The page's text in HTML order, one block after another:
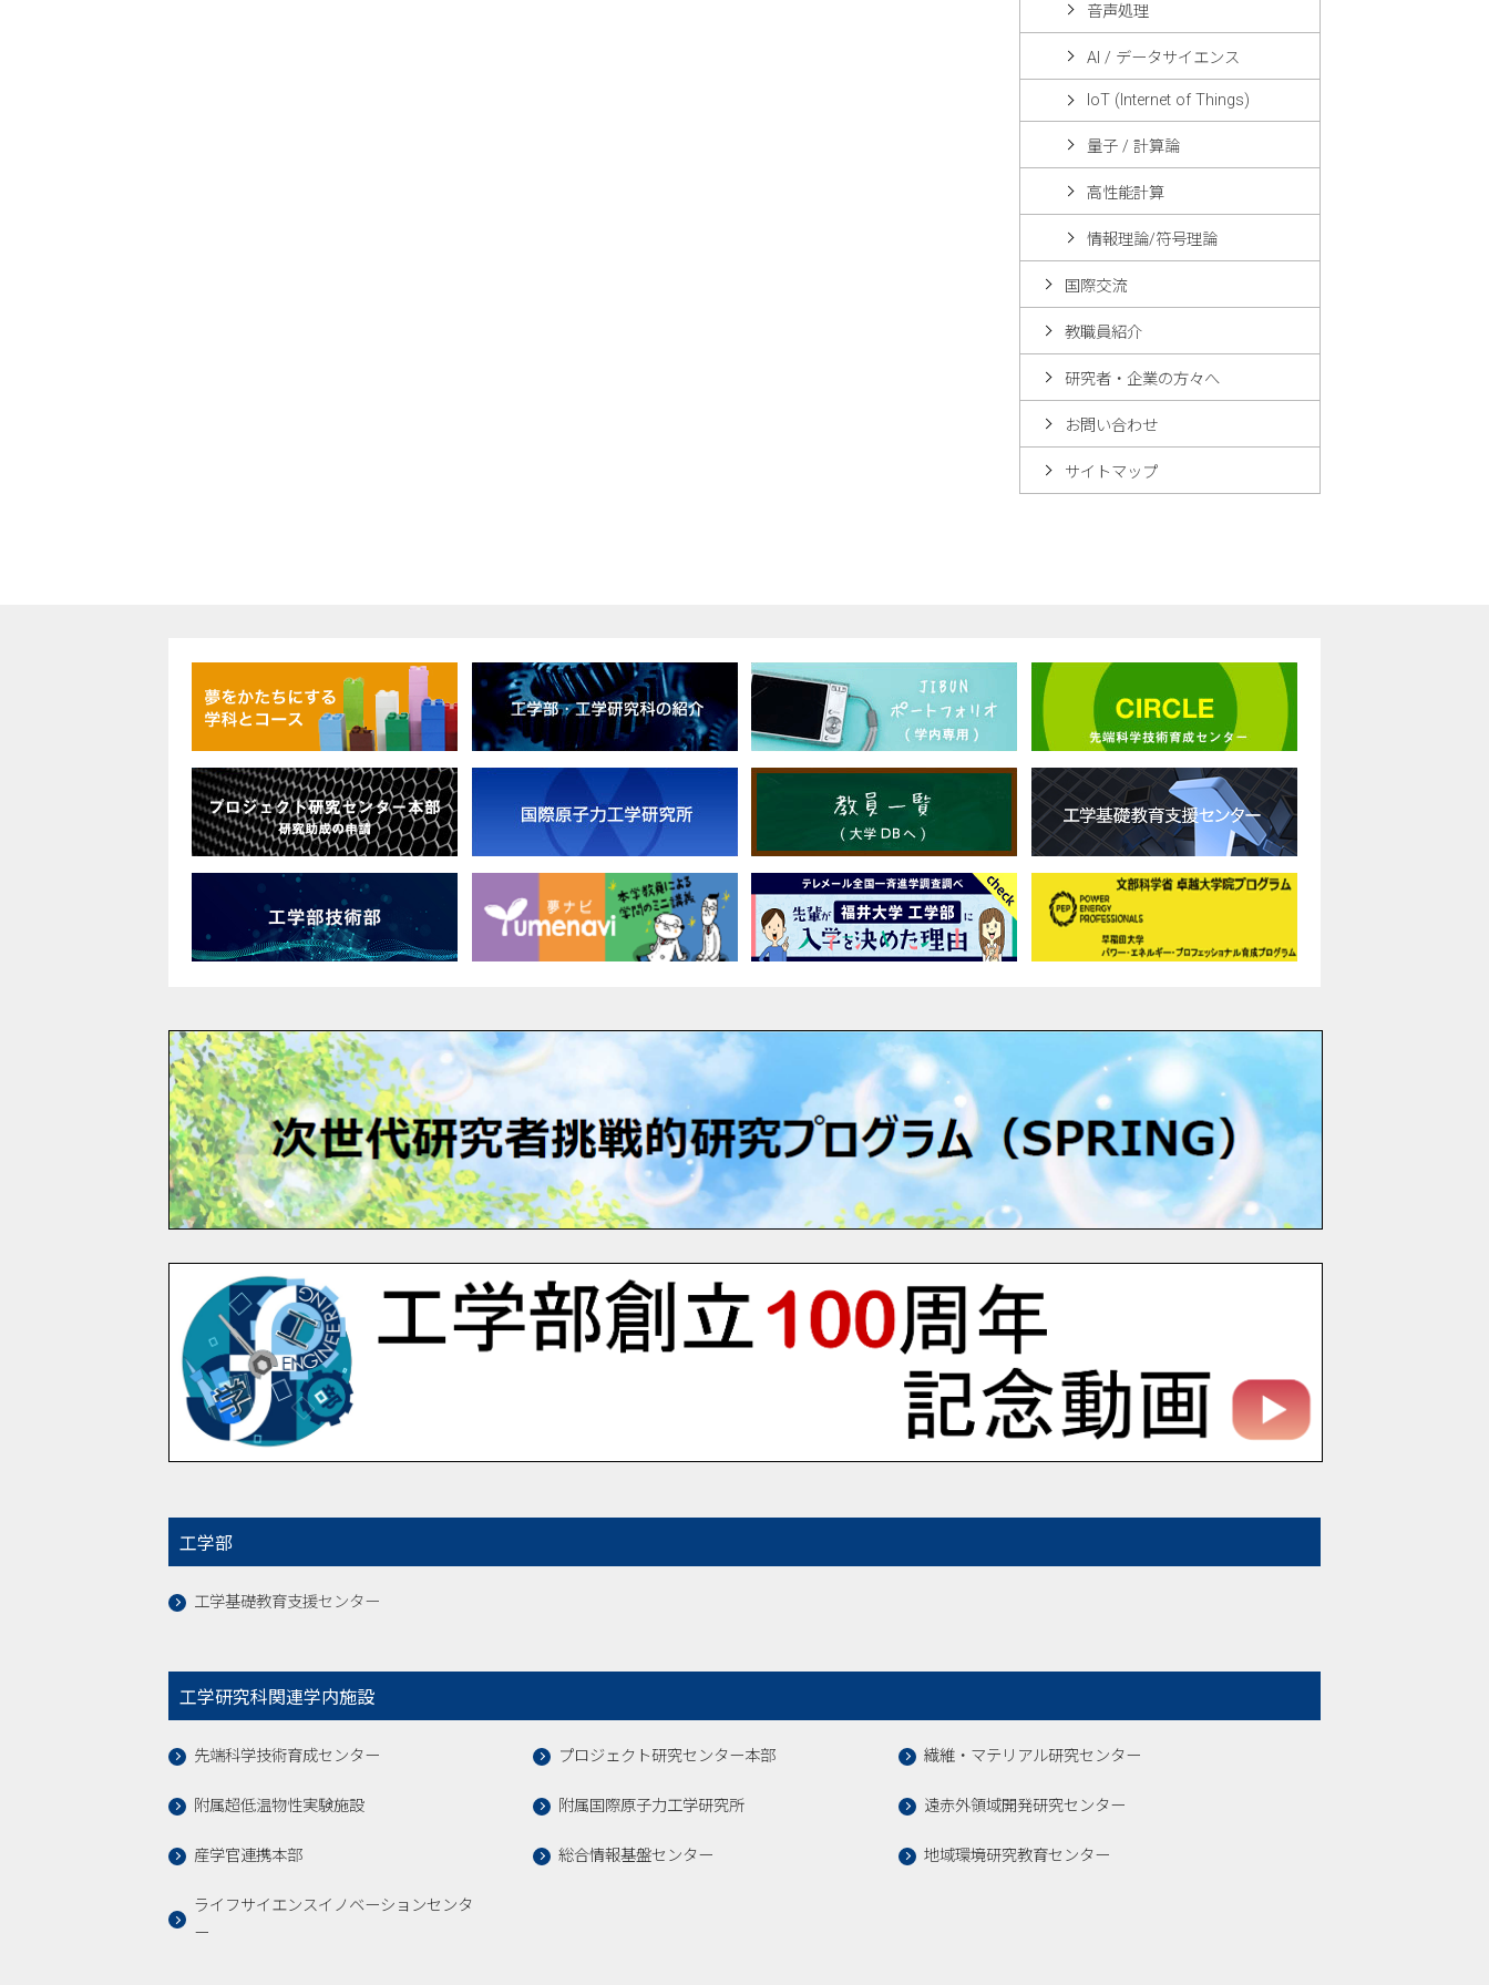
音声処理
AI / データサイエンス
IoT (Internet of Things)
量子 / 計算論
高性能計算
情報理論/符号理論
国際交流
教職員紹介
研究者・企業の方々へ
お問い合わせ
サイトマップ
工学部
工学基礎教育支援センター
工学研究科関連学内施設
先端科学技術育成センター プロジェクト研究センター本部 繊維・マテリアル研究センター
附属超低温物性実験施設 附属国際原子力工学研究所 遠赤外領域開発研究センター
産学官連携本部 総合情報基盤センター 地域環境研究教育センター
ライフサイエンスイノベーションセンタ
ー